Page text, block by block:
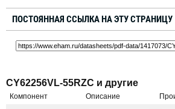
ПОСТОЯННАЯ ССЫЛКА НА ЭТУ СТРАНИЦУ
CY62256VL-55RZC и другие
Компонент Описание